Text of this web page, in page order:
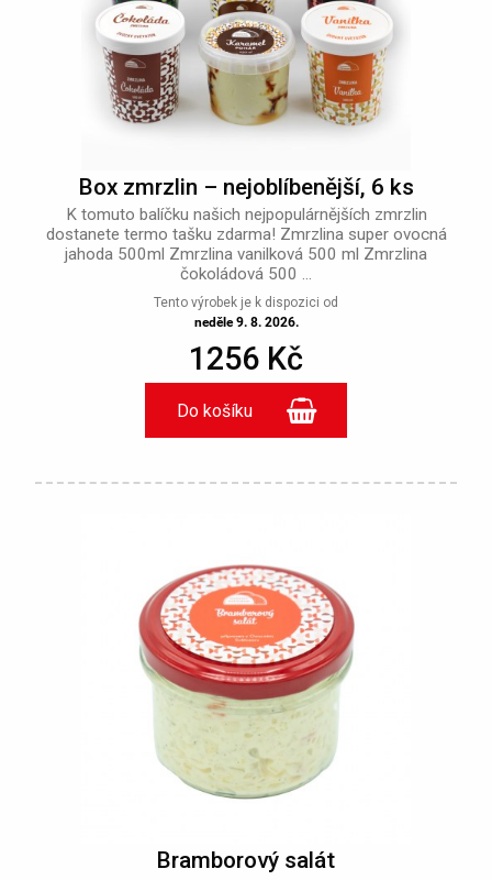
Box zmrzlin – nejoblíbenější, 6 ks
K tomuto balíčku našich nejpopulárnějších zmrzlin
dostanete termo tašku zdarma! Zmrzlina super ovocná
jahoda 500ml Zmrzlina vanilková 500 ml Zmrzlina
čokoládová 500 ...
Tento výrobek je k dispozici od
neděle 9. 8. 2026.
1256 Kč
Bramborový salát